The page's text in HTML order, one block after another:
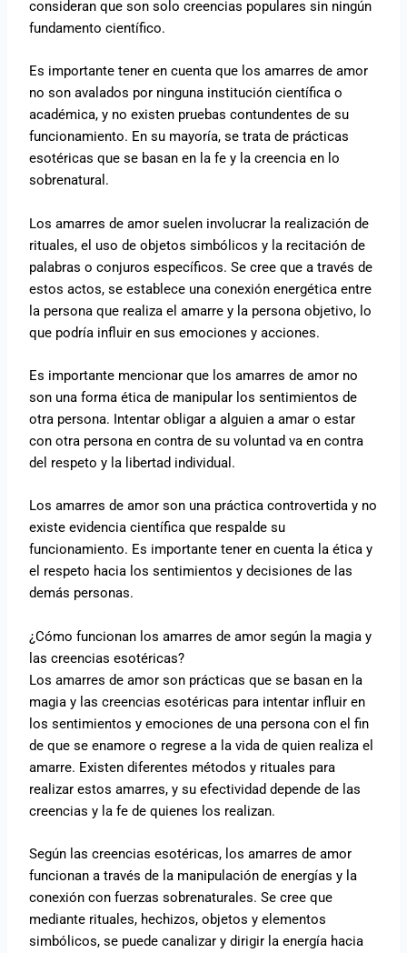
consideran que son solo creencias populares sin ningún
fundamento científico.
Es importante tener en cuenta que los amarres de amor
no son avalados por ninguna institución científica o
académica, y no existen pruebas contundentes de su
funcionamiento. En su mayoría, se trata de prácticas
esotéricas que se basan en la fe y la creencia en lo
sobrenatural.
Los amarres de amor suelen involucrar la realización de
rituales, el uso de objetos simbólicos y la recitación de
palabras o conjuros específicos. Se cree que a través de
estos actos, se establece una conexión energética entre
la persona que realiza el amarre y la persona objetivo, lo
que podría influir en sus emociones y acciones.
Es importante mencionar que los amarres de amor no
son una forma ética de manipular los sentimientos de
otra persona. Intentar obligar a alguien a amar o estar
con otra persona en contra de su voluntad va en contra
del respeto y la libertad individual.
Los amarres de amor son una práctica controvertida y no
existe evidencia científica que respalde su
funcionamiento. Es importante tener en cuenta la ética y
el respeto hacia los sentimientos y decisiones de las
demás personas.
¿Cómo funcionan los amarres de amor según la magia y
las creencias esotéricas?
Los amarres de amor son prácticas que se basan en la
magia y las creencias esotéricas para intentar influir en
los sentimientos y emociones de una persona con el fin
de que se enamore o regrese a la vida de quien realiza el
amarre. Existen diferentes métodos y rituales para
realizar estos amarres, y su efectividad depende de las
creencias y la fe de quienes los realizan.
Según las creencias esotéricas, los amarres de amor
funcionan a través de la manipulación de energías y la
conexión con fuerzas sobrenaturales. Se cree que
mediante rituales, hechizos, objetos y elementos
simbólicos, se puede canalizar y dirigir la energía hacia